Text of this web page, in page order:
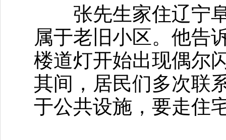
张先生家住辽宁阜
属于老旧小区。他告
楼道灯开始出现偶尔
其间，居民们多次联
于公共设施，要走住